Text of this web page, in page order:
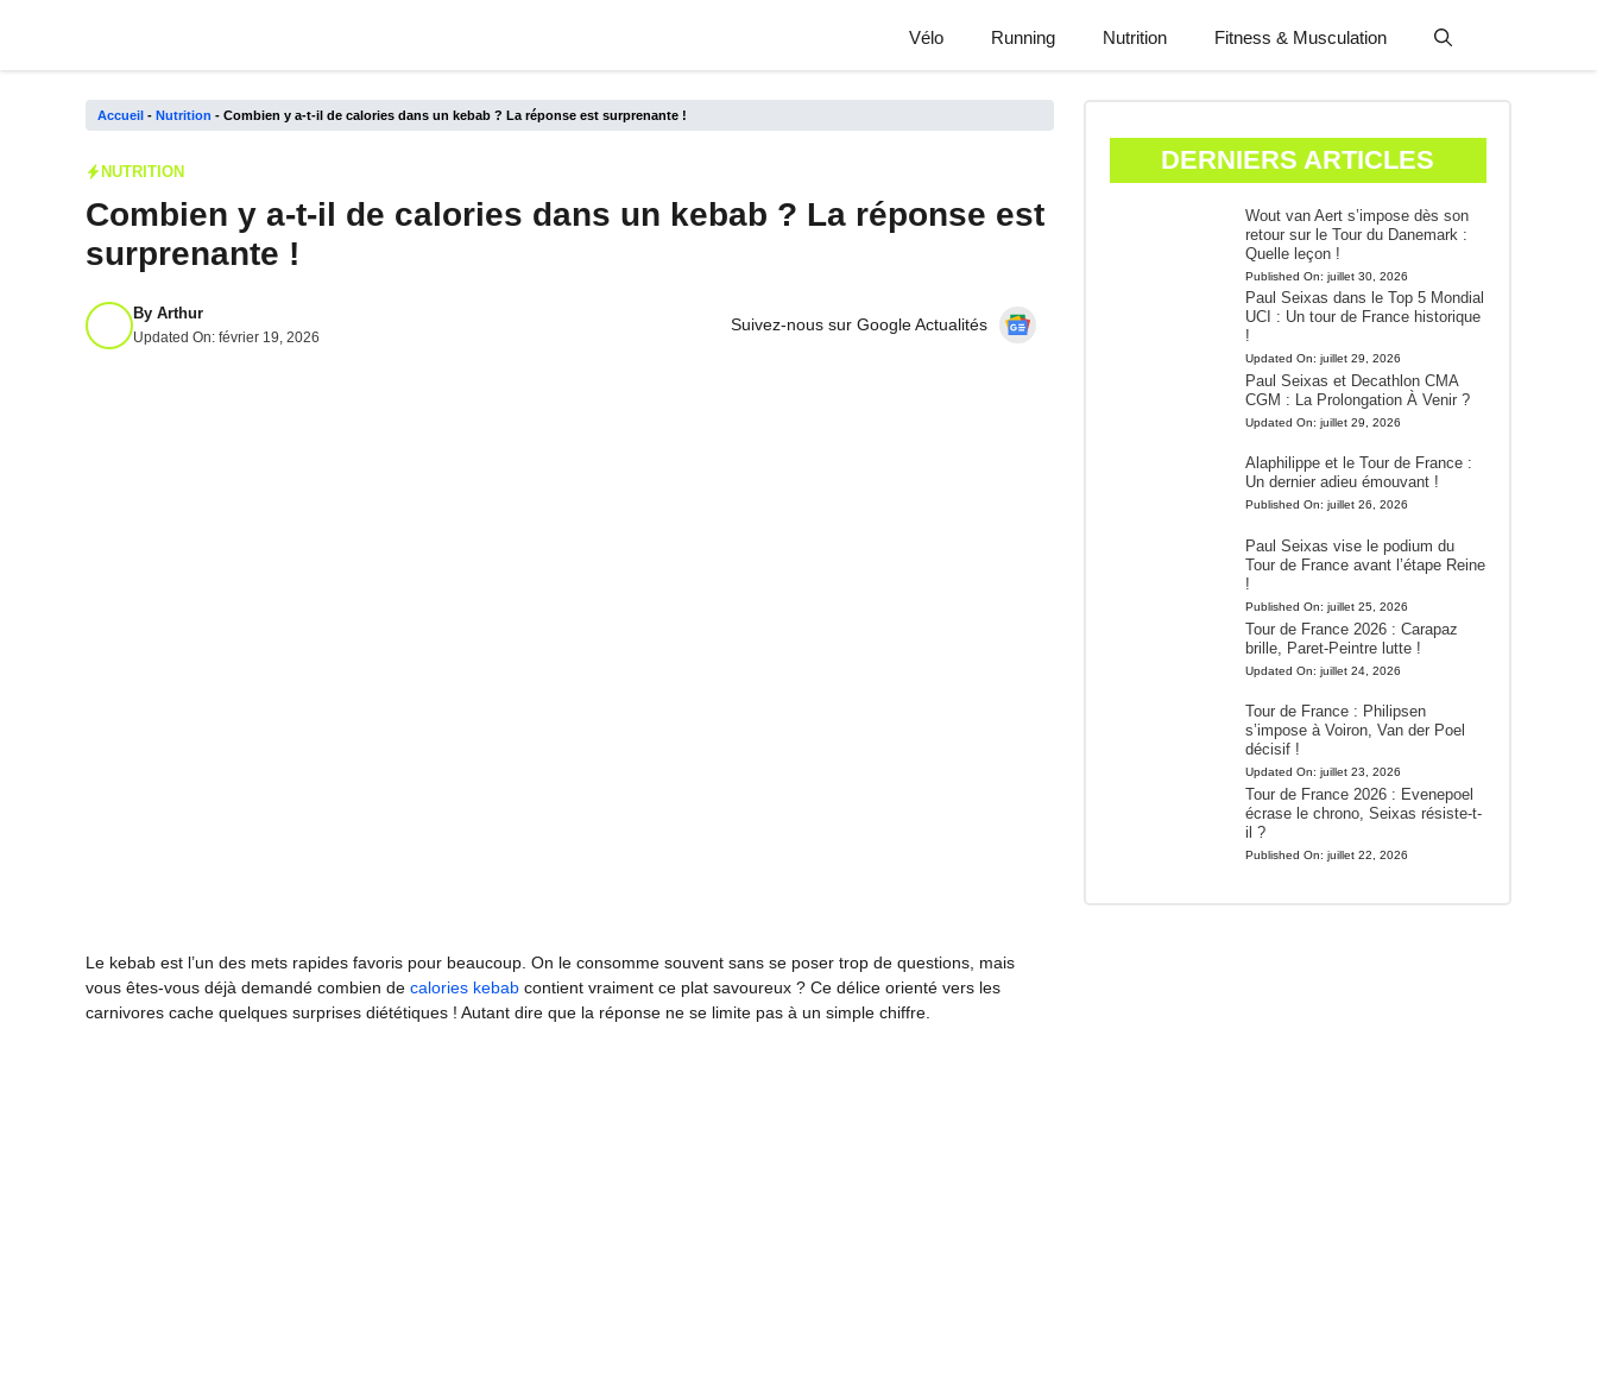
Vélo Running Nutrition Fitness & Musculation
Accueil - Nutrition - Combien y a-t-il de calories dans un kebab ? La réponse est surprenante !
NUTRITION
Combien y a-t-il de calories dans un kebab ? La réponse est
surprenante !
By Arthur
Updated On: février 19, 2026
Suivez-nous sur Google Actualités
Le kebab est l’un des mets rapides favoris pour beaucoup. On le consomme souvent sans se poser trop de questions, mais
vous êtes-vous déjà demandé combien de calories kebab contient vraiment ce plat savoureux ? Ce délice orienté vers les
carnivores cache quelques surprises diététiques ! Autant dire que la réponse ne se limite pas à un simple chiffre.
DERNIERS ARTICLES
Wout van Aert s’impose dès son
retour sur le Tour du Danemark :
Quelle leçon !
Published On: juillet 30, 2026
Paul Seixas dans le Top 5 Mondial
UCI : Un tour de France historique
!
Updated On: juillet 29, 2026
Paul Seixas et Decathlon CMA
CGM : La Prolongation À Venir ?
Updated On: juillet 29, 2026
Alaphilippe et le Tour de France :
Un dernier adieu émouvant !
Published On: juillet 26, 2026
Paul Seixas vise le podium du
Tour de France avant l’étape Reine
!
Published On: juillet 25, 2026
Tour de France 2026 : Carapaz
brille, Paret-Peintre lutte !
Updated On: juillet 24, 2026
Tour de France : Philipsen
s’impose à Voiron, Van der Poel
décisif !
Updated On: juillet 23, 2026
Tour de France 2026 : Evenepoel
écrase le chrono, Seixas résiste-t-
il ?
Published On: juillet 22, 2026